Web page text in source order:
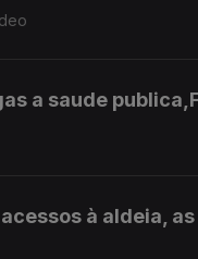
a saude
à aldeia,